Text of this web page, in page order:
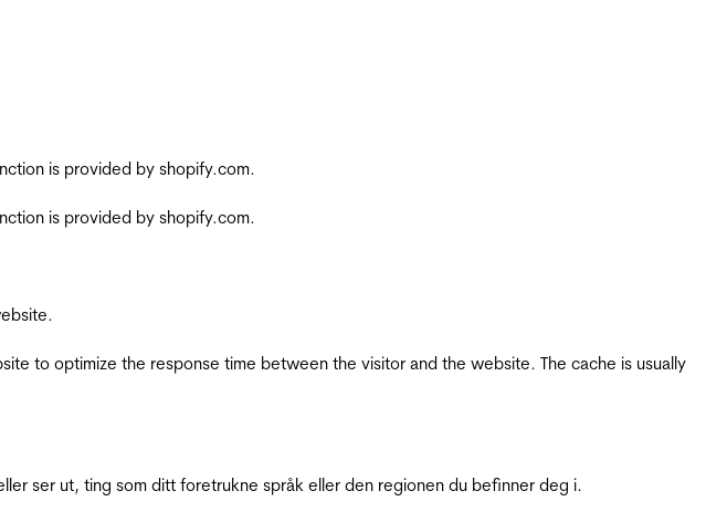
is provided by shopify.com.
is provided by shopify.com.
to optimize the response time between the visitor and the website. The cache is usually
ser ut, ting som ditt foretrukne språk eller den regionen du befinner deg i.